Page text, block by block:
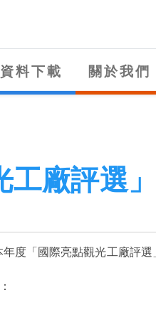
資料下載 關於我們
工廠評選
度「國際亮點觀光工廠評